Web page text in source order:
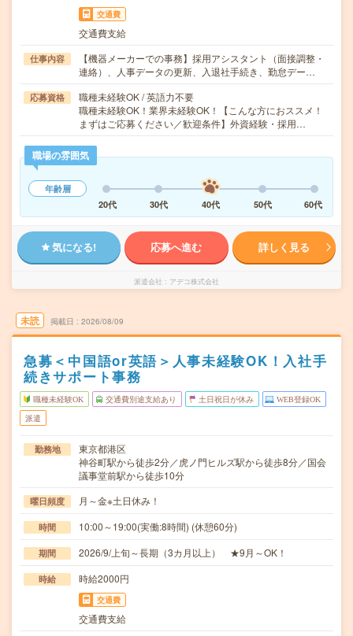
交通費
交通費支給
仕事内容
【機器メーカーでの事務】採用アシスタント（面接調整・
連絡）、人事データの更新、入退社手続き、勤怠デー…
応募資格
職種未経験OK / 英語力不要
職種未経験OK！業界未経験OK！【こんな方におススメ！
まずはご応募ください／歓迎条件】外資経験・採用…
職場の雰囲気
年齢層
20代
30代 40代 50代 60代
気になる! 応募へ進む 詳しく見る
派遣会社 アデコ株式会社
未読 掲載日 2026/08/09
急募＜中国語or英語＞人事未経験OK！入社手
続きサポート事務
職種未経験OK 交通費別途支給あり 土日祝日が休み WEB登録OK
派遣
勤務地
東京都港区
神谷町駅から徒歩2分／虎ノ門ヒルズ駅から徒歩8分／国会
議事堂前駅から徒歩10分
曜日頻度 月～金※土日休み！
時間 10:00～19:00(実働:8時間) (休憩60分)
期間 2026/9/上旬～長期（3カ月以上） ★9月～OK！
時給 時給2000円
交通費
交通費支給